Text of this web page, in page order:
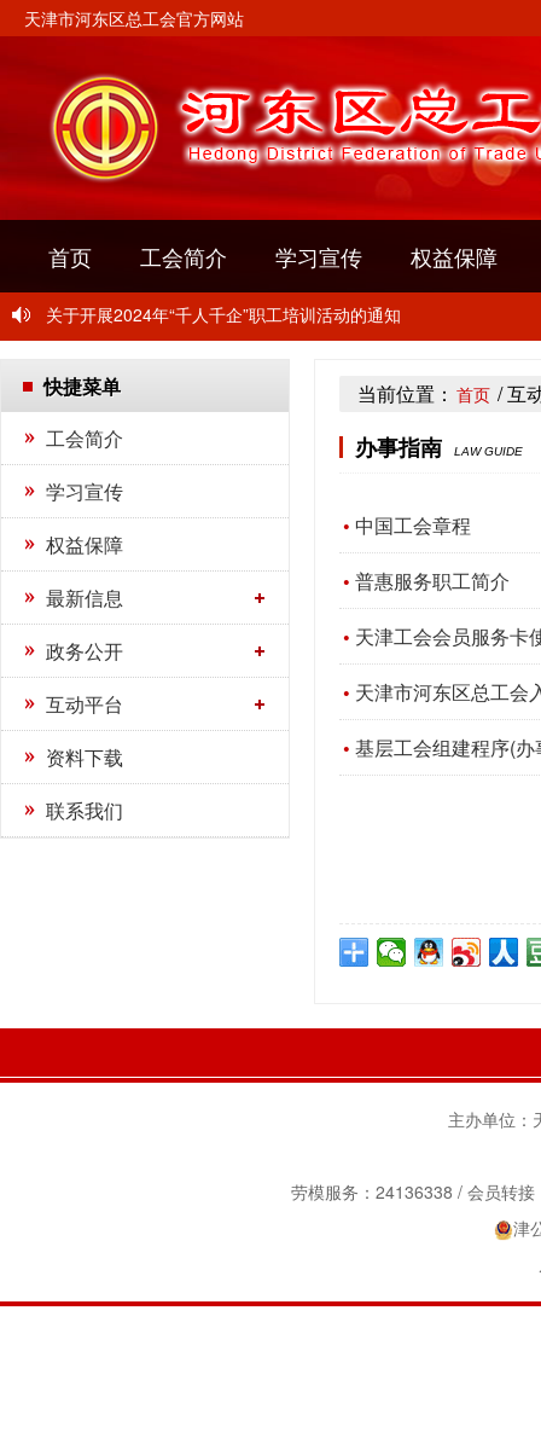
天津市河东区总工会官方网站
首页 工会简介 学习宣传 权益保障
关于转发《关于开展2024年“玫瑰书香”女职工主题阅读活动的通
关于举办“中国梦·劳动美” 2024年河东区职工摄影比赛的通知
关于开展2024年“千人千企”职工培训活动的通知
关于举办“中国梦·劳动美” 2024年河东区职工摄影比赛的通知
关于开展2024年“千人千企”职工培训活动的通知
快捷菜单
工会简介
学习宣传
权益保障
最新信息
政务公开
互动平台
资料下载
联系我们
当前位置： 首页 / 互
办事指南 LAW GUIDE
中国工会章程
普惠服务职工简介
天津工会会员服务卡
天津市河东区总工会
基层工会组建程序(办
主办单位：
劳模服务：24136338 / 会员转
津